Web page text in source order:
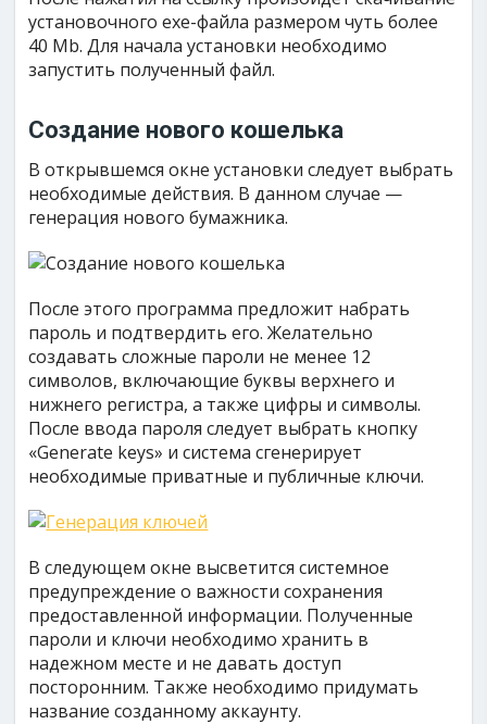
установочного exe-файла размером чуть более
40 Mb. Для начала установки необходимо
запустить полученный файл.
Создание нового кошелька
В открывшемся окне установки следует выбрать
необходимые действия. В данном случае —
генерация нового бумажника.
После этого программа предложит набрать
пароль и подтвердить его. Желательно
создавать сложные пароли не менее 12
символов, включающие буквы верхнего и
нижнего регистра, а также цифры и символы.
После ввода пароля следует выбрать кнопку
«Generate keys» и система сгенерирует
необходимые приватные и публичные ключи.
В следующем окне высветится системное
предупреждение о важности сохранения
предоставленной информации. Полученные
пароли и ключи необходимо хранить в
надежном месте и не давать доступ
посторонним. Также необходимо придумать
название созданному аккаунту.